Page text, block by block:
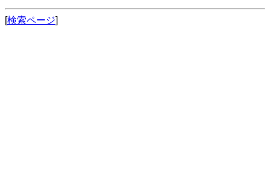
[検索ページ]